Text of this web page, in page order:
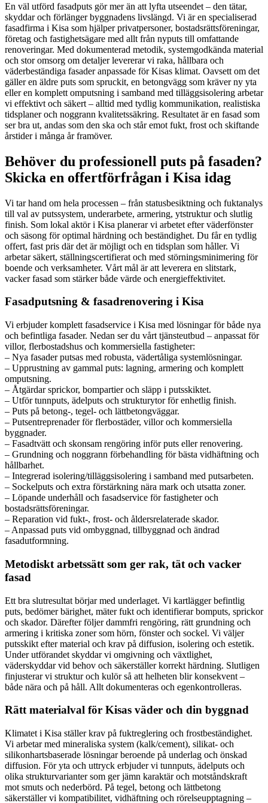
En väl utförd fasadputs gör mer än att lyfta utseendet – den tätar,
skyddar och förlänger byggnadens livslängd. Vi är en specialiserad
fasadfirma i Kisa som hjälper privatpersoner, bostadsrättsföreningar,
företag och fastighetsägare med allt från nyputs till omfattande
renoveringar. Med dokumenterad metodik, systemgodkända material
och stor omsorg om detaljer levererar vi raka, hållbara och
väderbeständiga fasader anpassade för Kisas klimat. Oavsett om det
gäller en äldre puts som spruckit, en betongvägg som kräver ny yta
eller en komplett omputsning i samband med tilläggsisolering arbetar
vi effektivt och säkert – alltid med tydlig kommunikation, realistiska
tidsplaner och noggrann kvalitetssäkring. Resultatet är en fasad som
ser bra ut, andas som den ska och står emot fukt, frost och skiftande
årstider i många år framöver.
Behöver du professionell puts på fasaden?
Skicka en offertförfrågan i Kisa idag
Vi tar hand om hela processen – från statusbesiktning och fuktanalys
till val av putssystem, underarbete, armering, ytstruktur och slutlig
finish. Som lokal aktör i Kisa planerar vi arbetet efter väderfönster
och säsong för optimal härdning och beständighet. Du får en tydlig
offert, fast pris där det är möjligt och en tidsplan som håller. Vi
arbetar säkert, ställningscertifierat och med störningsminimering för
boende och verksamheter. Vårt mål är att leverera en slitstark,
vacker fasad som stärker både värde och energieffektivitet.
Fasadputsning & fasadrenovering i Kisa
Vi erbjuder komplett fasadservice i Kisa med lösningar för både nya
och befintliga fasader. Nedan ser du vårt tjänsteutbud – anpassat för
villor, flerbostadshus och kommersiella fastigheter:
– Nya fasader putsas med robusta, vädertåliga systemlösningar.
– Upprustning av gammal puts: lagning, armering och komplett
omputsning.
– Åtgärdar sprickor, bompartier och släpp i putsskiktet.
– Utför tunnputs, ädelputs och strukturytor för enhetlig finish.
– Puts på betong-, tegel- och lättbetongväggar.
– Putsentreprenader för flerbostäder, villor och kommersiella
byggnader.
– Fasadtvätt och skonsam rengöring inför puts eller renovering.
– Grundning och noggrann förbehandling för bästa vidhäftning och
hållbarhet.
– Integrerad isolering/tilläggsisolering i samband med putsarbeten.
– Sockelputs och extra förstärkning nära mark och utsatta zoner.
– Löpande underhåll och fasadservice för fastigheter och
bostadsrättsföreningar.
– Reparation vid fukt-, frost- och åldersrelaterade skador.
– Anpassad puts vid ombyggnad, tillbyggnad och ändrad
fasadutformning.
Metodiskt arbetssätt som ger rak, tät och vacker
fasad
Ett bra slutresultat börjar med underlaget. Vi kartlägger befintlig
puts, bedömer bärighet, mäter fukt och identifierar bomputs, sprickor
och skador. Därefter följer dammfri rengöring, rätt grundning och
armering i kritiska zoner som hörn, fönster och sockel. Vi väljer
putsskikt efter material och krav på diffusion, isolering och estetik.
Under utförandet skyddar vi omgivning och växtlighet,
väderskyddar vid behov och säkerställer korrekt härdning. Slutligen
finjusterar vi struktur och kulör så att helheten blir konsekvent –
både nära och på håll. Allt dokumenteras och egenkontrolleras.
Rätt materialval för Kisas väder och din byggnad
Klimatet i Kisa ställer krav på fuktreglering och frostbeständighet.
Vi arbetar med mineraliska system (kalk/cement), silikat- och
silikonhartsbaserade lösningar beroende på underlag och önskad
diffusion. För yta och uttryck erbjuder vi tunnputs, ädelputs och
olika strukturvarianter som ger jämn karaktär och motståndskraft
mot smuts och nederbörd. På tegel, betong och lättbetong
säkerställer vi kompatibilitet, vidhäftning och rörelseupptagning –